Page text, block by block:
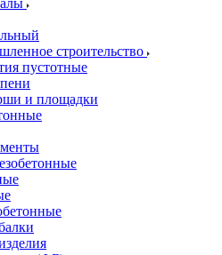
строительство
пустотные
и площадки